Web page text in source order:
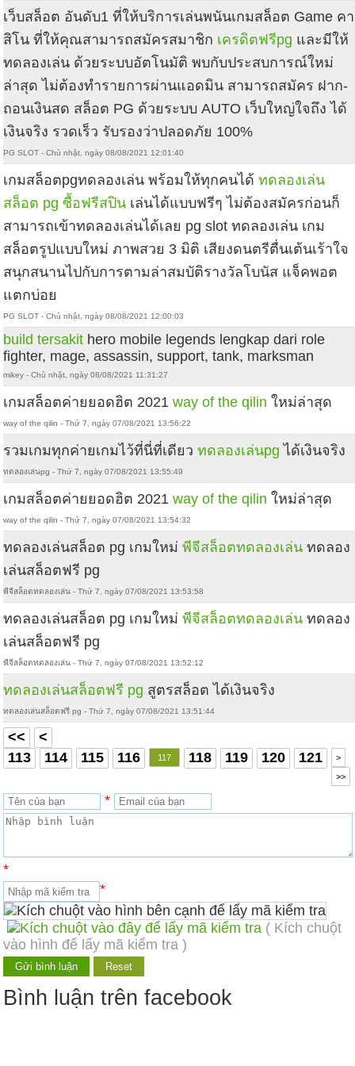
เว็บสล็อต อันดับ1 ที่ให้บริการเล่นพนันเกมสล็อต Game คา
สิโน ที่ให้คุณสามารถสมัครสมาชิก เครดิตฟรีpg และมีให้
ทดลองเล่น ด้วยระบบอัตโนมัติ พบกับประสบการณ์ใหม่
ล่าสุด ไม่ต้องทำรายการผ่านแอดมิน สามารถสมัคร ฝาก-
ถอนเงินสด สล็อต PG ด้วยระบบ AUTO เว็บใหญ่ใจถึง ได้
เงินจริง รวดเร็ว รับรองว่าปลอดภัย 100%
PG SLOT - Chủ nhật, ngày 08/08/2021 12:01:40
เกมสล็อตpgทดลองเล่น พร้อมให้ทุกคนได้ทดลองเล่น
สล็อต pg ซื้อฟรีสปิน เล่นได้แบบฟรีๆ ไม่ต้องสมัครก่อนก็
สามารถเข้าทดลองเล่นได้เลย pg slot ทดลองเล่น เกม
สล็อตรูปแบบใหม่ ภาพสวย 3 มิติ เสียงดนตรีตื่นเต้นเร้าใจ
สนุกสนานไปกับการตามล่าสมบัติรางวัลโบนัส แจ็คพอต
แตกบ่อย
PG SLOT - Chủ nhật, ngày 08/08/2021 12:00:03
build tersakit hero mobile legends lengkap dari role
fighter, mage, assassin, support, tank, marksman
mikey - Chủ nhật, ngày 08/08/2021 11:31:27
เกมสล็อตค่ายยอดฮิต 2021way of the qilin ใหม่ล่าสุด
way of the qilin - Thứ 7, ngày 07/08/2021 13:56:22
รวมเกมทุกค่ายเกมไว้ที่นี่ที่เดียวทดลองเล่นpg ได้เงินจริง
ทดลองเล่นpg - Thứ 7, ngày 07/08/2021 13:55:49
เกมสล็อตค่ายยอดฮิต 2021way of the qilin ใหม่ล่าสุด
way of the qilin - Thứ 7, ngày 07/08/2021 13:54:32
ทดลองเล่นสล็อต pg เกมใหม่พีจีสล็อตทดลองเล่น ทดลอง
เล่นสล็อตฟรี pg
พีจีสล็อตทดลองเล่น - Thứ 7, ngày 07/08/2021 13:53:58
ทดลองเล่นสล็อต pg เกมใหม่พีจีสล็อตทดลองเล่น ทดลอง
เล่นสล็อตฟรี pg
พีจีสล็อตทดลองเล่น - Thứ 7, ngày 07/08/2021 13:52:12
ทดลองเล่นสล็อตฟรี pg สูตรสล็อต ได้เงินจริง
ทดลองเล่นสล็อตฟรี pg - Thứ 7, ngày 07/08/2021 13:51:44
<<
<
113
114 115 116 117 118 119 120 121
>
>>
*
*
*
( Kích chuột
vào hình để lấy mã kiểm tra )
Bình luận trên facebook